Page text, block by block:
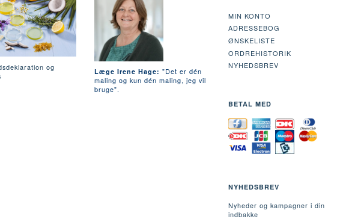
og
Læge Irene Hage: "Det er dén
maling og kun dén maling, jeg vil
bruge".
MIN KONTO
ADRESSEBOG
ØNSKELISTE
ORDREHISTORIK
NYHEDSBREV
BETAL MED
NYHEDSBREV
Nyheder og kampagner i din
indbakke